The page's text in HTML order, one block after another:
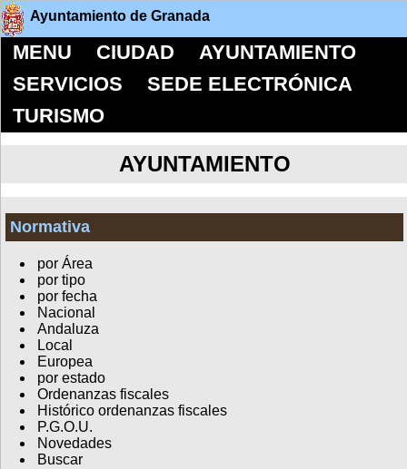
Ayuntamiento de Granada
MENU CIUDAD
AYUNTAMIENTO
SERVICIOS
SEDE ELECTRÓNICA
TURISMO
AYUNTAMIENTO
Normativa
por Área
por tipo
por fecha
Nacional
Andaluza
Local
Europea
por estado
Ordenanzas fiscales
Histórico ordenanzas fiscales
P.G.O.U.
Novedades
Buscar